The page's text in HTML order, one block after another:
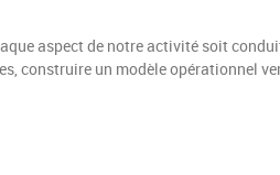
aspect de notre activité soit
construire un modèle opérationnel